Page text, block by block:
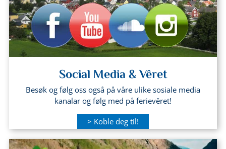
Social Media & Vêret
Besøk og følg oss også på våre ulike sosiale media
kanalar og følg med på ferievêret!
> Koble deg til!